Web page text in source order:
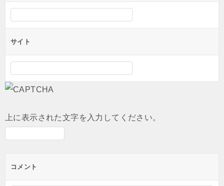
サイト
上に表示された文字を入力してください。
コメント